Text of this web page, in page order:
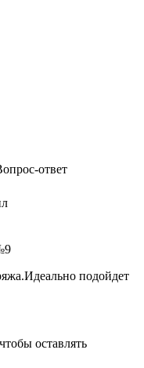
ответ
подойдет
оставлять